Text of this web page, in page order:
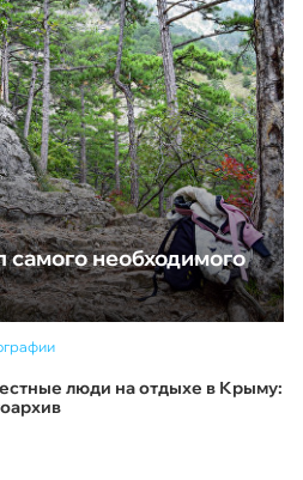
необходимого
люди на отдыхе в Крыму: